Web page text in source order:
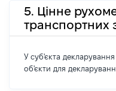
5. Цінне
транспортних
У суб'єкта декларування
об'єкти для